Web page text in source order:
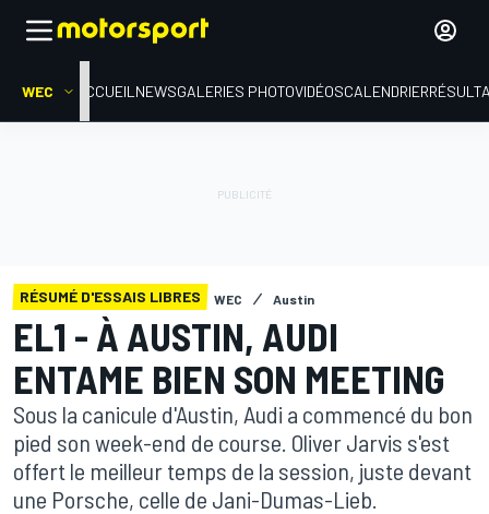
WEC ACCUEIL NEWSGALERIES PHOTOVIDÉOSCALENDRIER
RÉSUMÉ D'ESSAIS LIBRES WEC Austin
EL1 - À AUSTIN, AUDI
ENTAME BIEN SON MEETING
Sous la canicule d'Austin, Audi a commencé du bon
pied son week-end de course. Oliver Jarvis s'est
offert le meilleur temps de la session, juste devant
une Porsche, celle de Jani-Dumas-Lieb.